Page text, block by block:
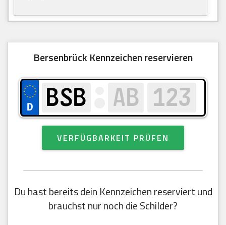
Bersenbrück Kennzeichen reservieren
VERFÜGBARKEIT PRÜFEN
Du hast bereits dein Kennzeichen reserviert und
brauchst nur noch die Schilder?